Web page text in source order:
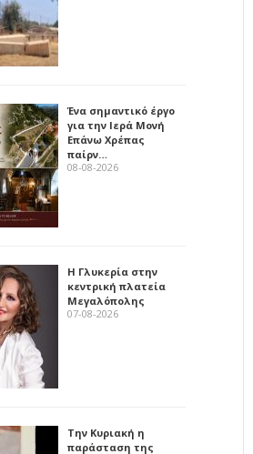
Ένα σημαντικό έργο
για την Ιερά Μονή
Επάνω Χρέπας
παίρν…
08-08-2026
Η Γλυκερία στην
κεντρική πλατεία
Μεγαλόπολης
07-08-2026
Την Κυριακή η
παράσταση της